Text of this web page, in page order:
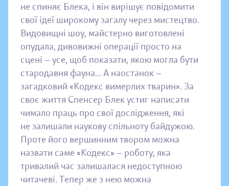
не спиняє Блека, і він вирішує повідомити
свої ідеї широкому загалу через мистецтво.
Видовищні шоу, майстерно виготовлені
опудала, дивовижні операції просто на
сцені — усе, щоб показати, якою могла бути
стародавня фауна... А наостанок —
загадковий «Кодекс вимерлих тварин». За
своє життя Спенсер Блек устиг написати
чимало праць про свої дослідження, які
не залишали наукову спільноту байдужою.
Проте його вершинним твором можна
назвати саме «Кодекс» — роботу, яка
тривалий час залишалася недоступною
читачеві. Тепер же з нею можна